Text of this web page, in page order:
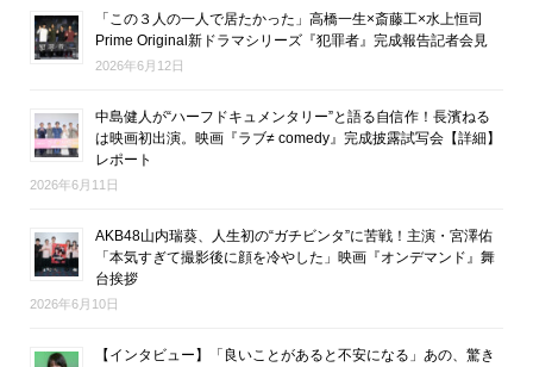
「この３人の一人で居たかった」高橋一生×斎藤工×水上恒司
Prime Original新ドラマシリーズ『犯罪者』完成報告記者会見
2026年6月12日
中島健人が“ハーフドキュメンタリー”と語る自信作！長濱ねる
は映画初出演。映画『ラブ≠ comedy』完成披露試写会【詳細】
レポート
2026年6月11日
AKB48山内瑞葵、人生初の“ガチビンタ”に苦戦！主演・宮澤佑
「本気すぎて撮影後に顔を冷やした」映画『オンデマンド』舞
台挨拶
2026年6月10日
【インタビュー】「良いことがあると不安になる」あの、驚き